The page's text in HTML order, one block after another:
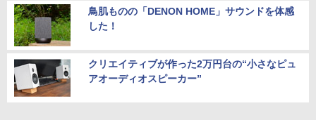
鳥肌ものの「DENON HOME」サウンドを体感
した！
クリエイティブが作った2万円台の“小さなピュ
アオーディオスピーカー”